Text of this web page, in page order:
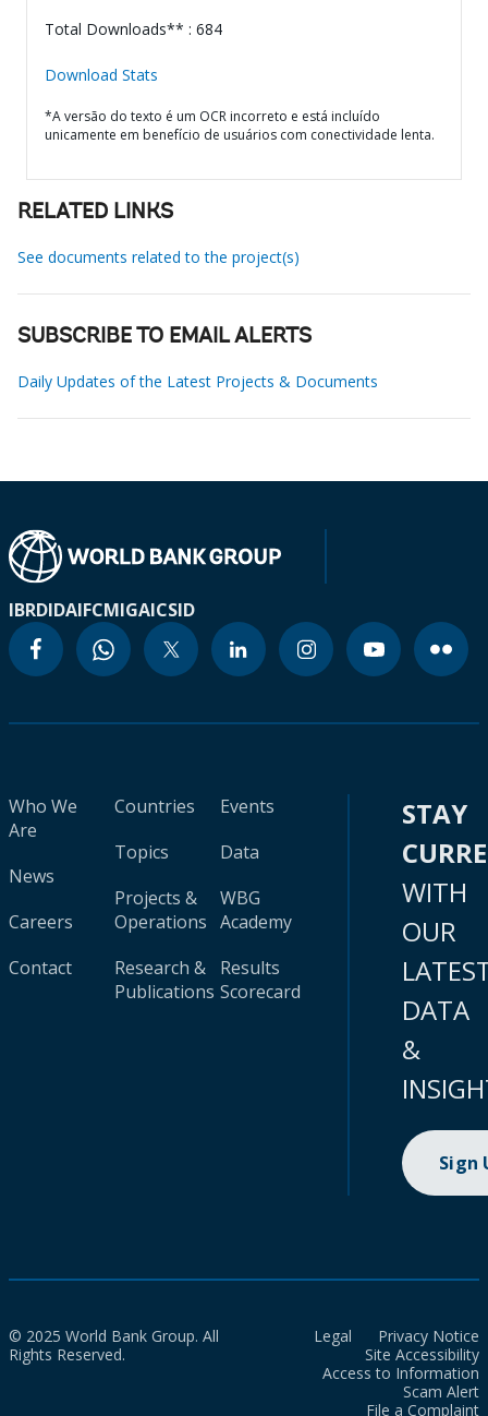
Total Downloads** : 684
Download Stats
*A versão do texto é um OCR incorreto e está incluído
unicamente em benefício de usuários com conectividade lenta.
RELATED LINKS
See documents related to the project(s)
SUBSCRIBE TO EMAIL ALERTS
Daily Updates of the Latest Projects & Documents
IBRDIDAIFCMIGAICSID
Who We
Are
News
Careers
Contact
Countries
Topics
Projects &
Operations
Research &
Publications
Events
Data
WBG
Academy
Results
Scorecard
STAY
WITH
OUR
DATA
&
Sign
© 2025 World Bank Group. All
Rights Reserved.
Legal
Privacy Notice
Site Accessibility
Access to Information
Scam Alert
File a Complaint